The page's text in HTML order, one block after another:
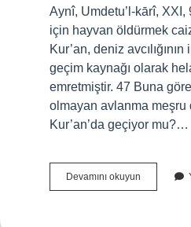
Aynî, Umdetu’l-kārî,
için hayvan öldürmek
Kur’an, deniz
geçim kaynağı olarak
emretmiştir. 47 Buna
olmayan avlanma meşru
Kur’an’da geçiyor mu?…
Devamını okuyun
Hükmü